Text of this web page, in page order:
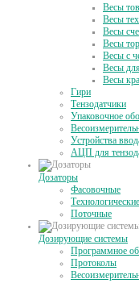
Весы
Весы
Весы
Весы
Весы с
Весы
Весы
Гири
Тензодатчики
Упаковочное
Устройства
АЦП для
Дозаторы
Фасовочные
Технологические
Поточные
Дозирующие системы
Программное
Протоколы